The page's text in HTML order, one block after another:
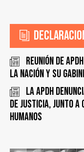
Reunión de
la Nación y su
La APDH
de Justicia, junto a
Humanos